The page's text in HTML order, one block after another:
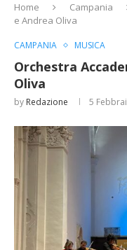
Home Campania
e Andrea Oliva
CAMPANIA MUSICA
Orchestra
Oliva
by Redazione 5